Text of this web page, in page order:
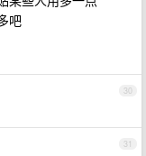
吧
30
31